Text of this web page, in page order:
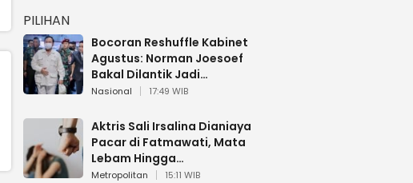
PILIHAN
Bocoran Reshuffle Kabinet
Agustus: Norman Joesoef
Bakal Dilantik Jadi
Wamenhan RI
Nasional 17:49 WIB
Aktris Sali Irsalina Dianiaya
Pacar di Fatmawati, Mata
Lebam Hingga
Diselamatkan Polantas
Metropolitan 15:11 WIB